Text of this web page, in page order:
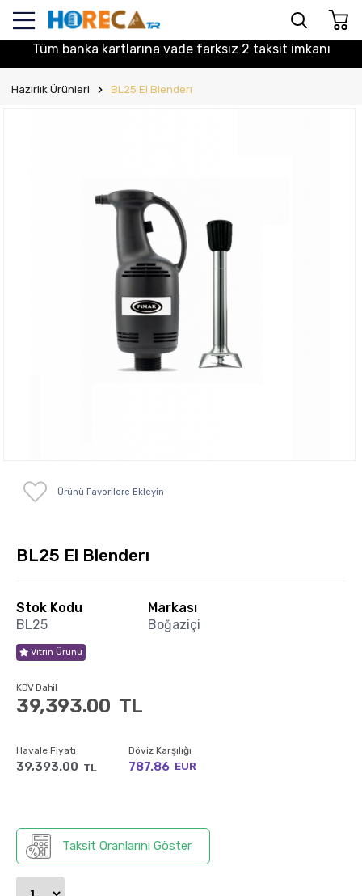
Tüm banka kartlarına vade farksız 2 taksit imkanı
Hazırlık Ürünleri BL25 El Blenderı
Ürünü Favorilere Ekleyin
BL25 El Blenderı
Stok Kodu
BL25
Markası
Boğaziçi
Vitrin Ürünü
39,393.00 TL
KDV Dahil
Havale Fiyatı
39,393.00 TL
Döviz Karşılığı
787.86 EUR
Taksit Oranlarını Göster